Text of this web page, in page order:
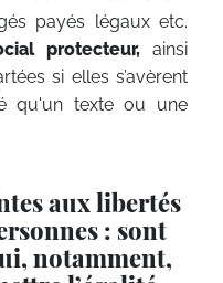
payés légaux etc.
protecteur, ainsi
si elles s’avèrent
qu'un texte ou une
aux libertés
: sont
notamment,